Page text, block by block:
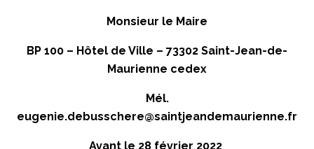
Monsieur le Maire
BP 100 – Hôtel de Ville – 73302 Saint-Jean-de-
Maurienne cedex
Mél.
eugenie.debusschere@saintjeandemaurienne.fr
Avant le 28 février 2022